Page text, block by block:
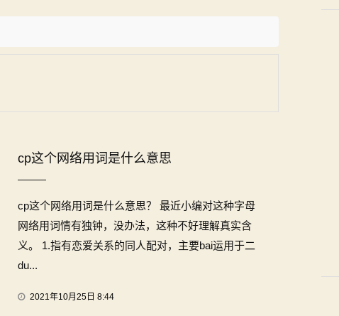
cp这个网络用词是什么意思
cp这个网络用词是什么意思？ 最近小编对这种字母
网络用词情有独钟，没办法，这种不好理解真实含
义。 1.指有恋爱关系的同人配对，主要bai运用于二
du...
2021年10月25日 8:44